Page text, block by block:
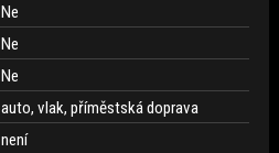
Ne
Ne
Ne
auto, vlak, příměstská doprava
není